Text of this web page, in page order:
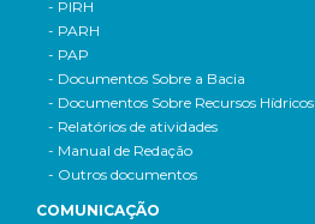
- PIRH
- PARH
- PAP
- Documentos Sobre a Bacia
- Documentos Sobre Recursos Hídricos
- Relatórios de atividades
- Manual de Redação
- Outros documentos
COMUNICAÇÃO